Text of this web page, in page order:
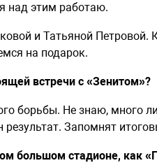
над этим работаю.
и Татьяной Петровой.
на подарок.
встречи с «Зенитом»?
борьбы. Не знаю, много
Запомнят
большом стадионе, как